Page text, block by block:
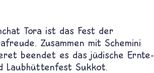
Tora ist das Fest der
Zusammen mit Schemini
beendet es das jüdische Ernte-
Laubhüttenfest Sukkot.